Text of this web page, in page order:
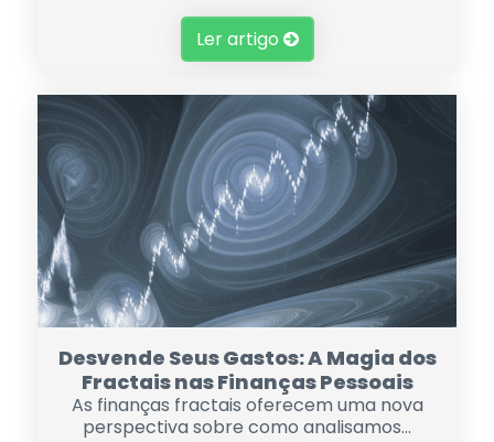
Ler artigo
Desvende Seus Gastos: A Magia dos
Fractais nas Finanças Pessoais
As finanças fractais oferecem uma nova
perspectiva sobre como analisamos...